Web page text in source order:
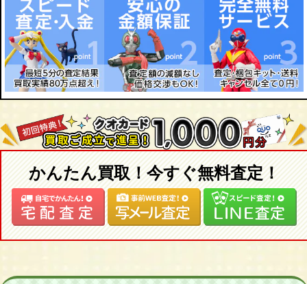
11AWver. 限定/アイリス/オリビア・モーガン/キラ/Queen of the
Hearts/ダリア/パール 2008/パール 2009/ヨハナ/女の子ボディ(ノー
マル脚・ヒール脚付)
(SDGr女の子)
アリス/橘純 ドルパ会場限定セット/橘純/のの 恋するSweet Dream
ver./のの 冬のあったか笑顔ver./ロリーナ/女の子ボディ ノーマル
肌・ホワイト肌
(SDGr夢天使)
ウナ Cool Kyoto 2012/SDGr夢天使ボディ/SDGr夢天使オリジンボデ
(SDGr.女の子)
SDGr.女の子ボディ（ノーマル肌・ホワイト肌)
向坂環/小牧愛佳/久寿川ささら・ダイナマイト
(涼宮ハルヒの憂鬱)
涼宮ハルヒ/長門有希/朝比奈みくる
(フェイト/Fate)
セイバー/セイバーオルタ/遠坂凛/間桐桜
(一騎当千)
関羽雲長/呂蒙子明
(けいおん！)
平沢唯/秋山澪
(天元突破グレンラガン)
ニア/ヨーコ・ダイナマイト
(クイーンズブレイド)
かんたん買取！今すぐ無料査定！